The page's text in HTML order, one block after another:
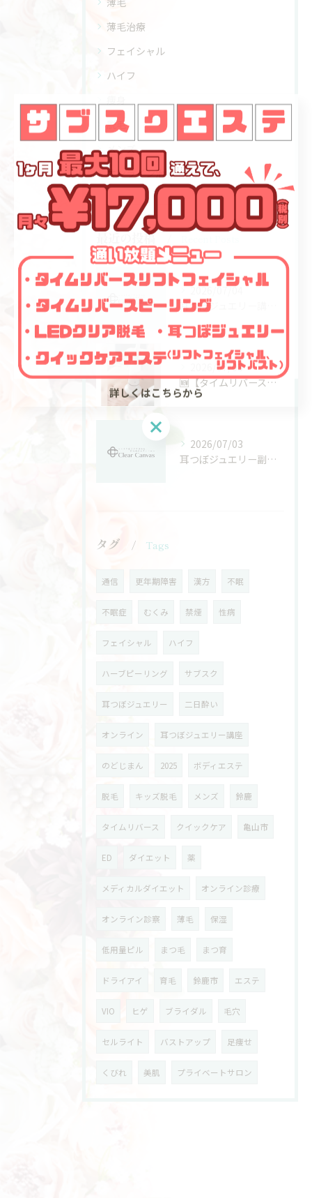
薄毛治療
フェイシャル
ハイフ
痩身
脱毛
メンズ
オンライン治療・処方
最近の投稿
2026/07/04
2026/07/03
🆕【タイムリバースボディプラン】👙
2026/07/03
耳つぼジュエリー副業の現実的な活用パターンと自分に合う働き方の見つけ方
タグ Tags
通信 更年期障害 漢方 不眠
不眠症 むくみ 禁煙 性病
フェイシャル ハイフ
ハーブピーリング サブスク
耳つぼジュエリー 二日酔い
オンライン 耳つぼジュエリー講座
のどじまん 2025 ボディエステ
脱毛 キッズ脱毛 メンズ 鈴鹿
タイムリバース クイックケア 亀山市
ED ダイエット 薬
メディカルダイエット オンライン診療
オンライン診察 薄毛 保湿
低用量ピル まつ毛 まつ育
ドライアイ 育毛 鈴鹿市 エステ
VIO ヒゲ ブライダル 毛穴
セルライト バストアップ 足痩せ
くびれ 美肌 プライベートサロン
詳しくはこちらから